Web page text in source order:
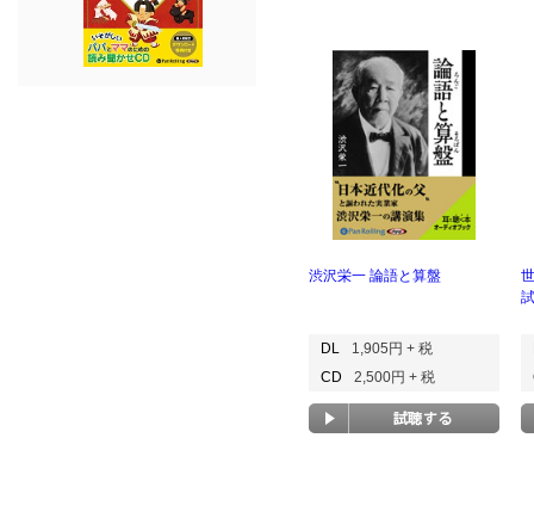
渋沢栄一 論語と算盤
DL
1,905円 + 税
CD
2,500円 + 税